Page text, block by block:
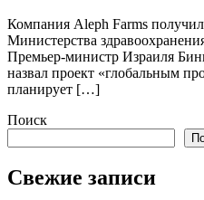
Компания Aleph Farms
Министерства
Премьер-министр Израиля
назвал проект «глобальным
планирует […]
Поиск
Свежие записи